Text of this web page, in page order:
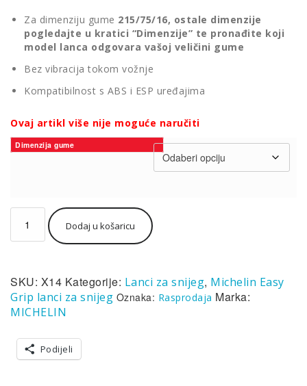
Za dimenziju gume 215/75/16, ostale dimenzije
pogledajte u kratici “Dimenzije” te pronađite koji
model lanca odgovara vašoj veličini gume
Bez vibracija tokom vožnje
Kompatibilnost s ABS i ESP uređajima
Ovaj artikl više nije moguće naručiti
Dimenzija gume
Lanac
snijeg
grip
X14
(par)
Dodaj u košaricu
SKU: X14 Kategorije: Lanci za snijeg, Michelin Easy
Grip lanci za snijeg Oznaka: Rasprodaja Marka:
MICHELIN
Podijeli